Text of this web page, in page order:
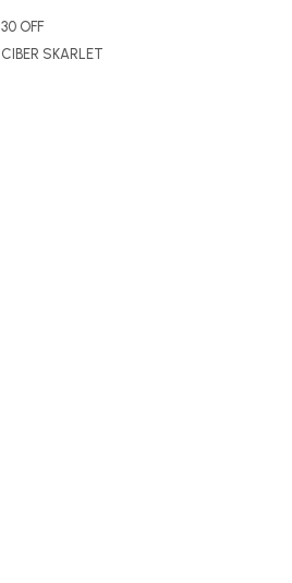
30 OFF
CIBER SKARLET